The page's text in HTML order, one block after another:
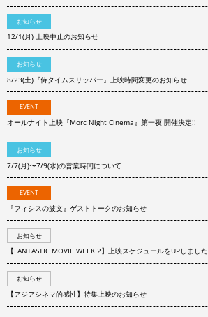
お知らせ
12/1(月) 上映中止のお知らせ
お知らせ
8/23(土)『侍タイムスリッパー』上映時間変更のお知らせ
EVENT
オールナイト上映『Morc Night Cinema』第一夜 開催決定!!
お知らせ
7/7(月)〜7/9(水)の営業時間について
EVENT
『フィシスの波文』ゲストトークのお知らせ
お知らせ
【FANTASTIC MOVIE WEEK 2】上映スケジュールをUPしました
お知らせ
【アジアシネマ的感性】特集上映のお知らせ